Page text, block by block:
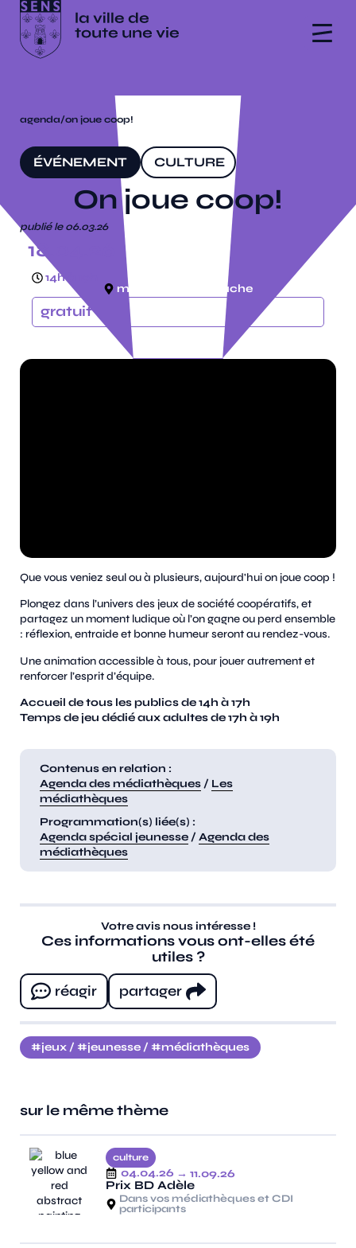
agenda/on joue coop!
ÉVÉNEMENT CULTURE
On joue coop!
publié le 06.03.26
18.04.26
14h à 19h
médiathèque, la ruche
gratuit
Que vous veniez seul ou à plusieurs, aujourd'hui on joue coop !
Plongez dans l’univers des jeux de société coopératifs, et
partagez un moment ludique où l’on gagne ou perd ensemble
: réflexion, entraide et bonne humeur seront au rendez-vous.
Une animation accessible à tous, pour jouer autrement et
renforcer l’esprit d’équipe.
Accueil de tous les publics de 14h à 17h
Temps de jeu dédié aux adultes de 17h à 19h
Contenus en relation :
Agenda des médiathèques / Les
médiathèques
Programmation(s) liée(s) :
Agenda spécial jeunesse / Agenda des
médiathèques
Votre avis nous intéresse !
Ces informations vous ont-elles été
utiles ?
réagir
partager
jeux / jeunesse / médiathèques
sur le même thème
culture
04.04.26 → 11.09.26
Prix BD Adèle
Dans vos médiathèques et CDI
participants